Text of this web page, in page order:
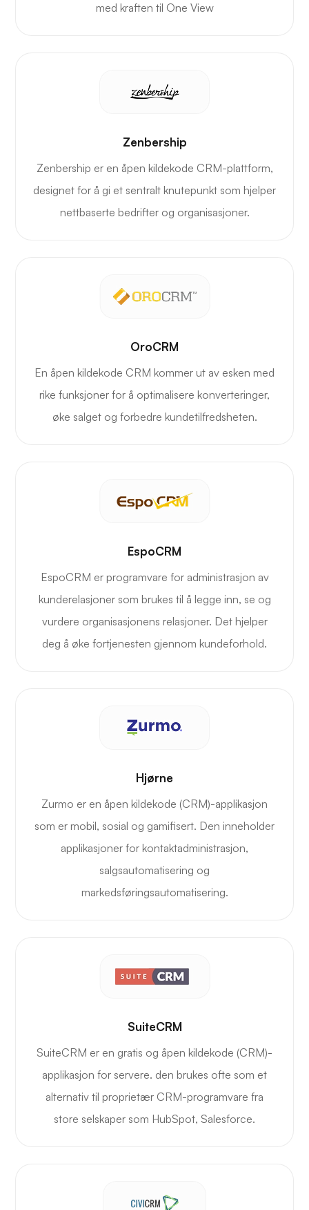
med kraften til One View
Zenbership
Zenbership er en åpen kildekode CRM-plattform,
designet for å gi et sentralt knutepunkt som hjelper
nettbaserte bedrifter og organisasjoner.
OroCRM
En åpen kildekode CRM kommer ut av esken med
rike funksjoner for å optimalisere konverteringer,
øke salget og forbedre kundetilfredsheten.
EspoCRM
EspoCRM er programvare for administrasjon av
kunderelasjoner som brukes til å legge inn, se og
vurdere organisasjonens relasjoner. Det hjelper
deg å øke fortjenesten gjennom kundeforhold.
Hjørne
Zurmo er en åpen kildekode (CRM)-applikasjon
som er mobil, sosial og gamifisert. Den inneholder
applikasjoner for kontaktadministrasjon,
salgsautomatisering og
markedsføringsautomatisering.
SuiteCRM
SuiteCRM er en gratis og åpen kildekode (CRM)-
applikasjon for servere. den brukes ofte som et
alternativ til proprietær CRM-programvare fra
store selskaper som HubSpot, Salesforce.